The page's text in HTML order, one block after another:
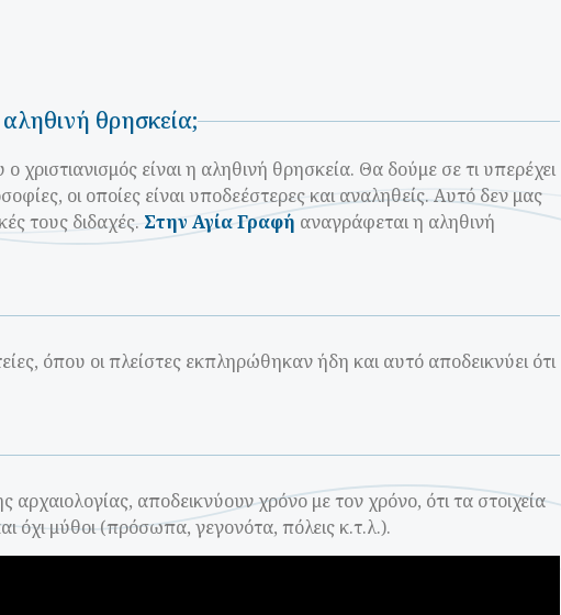
αληθινή θρησκεία;
είναι η αληθινή θρησκεία. Θα δούμε σε τι υπερέχει
οι οποίες είναι υποδεέστερες και αναληθείς. Αυτό δεν μας
τους διδαχές. Στην Αγία Γραφή αναγράφεται η αληθινή
όπου οι πλείστες εκπληρώθηκαν ήδη και αυτό αποδεικνύει ότι
αποδεικνύουν χρόνο με τον χρόνο, ότι τα στοιχεία
όχι μύθοι (πρόσωπα, γεγονότα, πόλεις κ.τ.λ.).